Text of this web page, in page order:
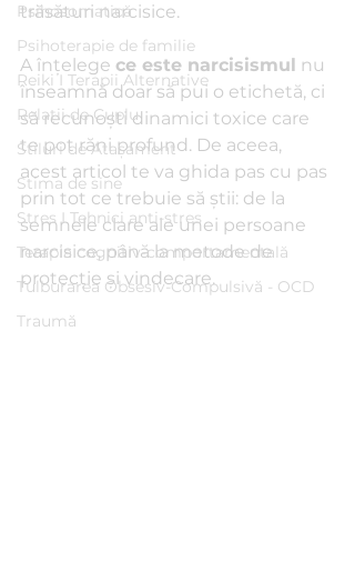
Psihosomatică
Psihoterapie de familie
Reiki I Terapii Alternative
Relații de Cuplu
Stiluri de Atașament
Stima de sine
Stres I Tehnici anti-stres
Terapia cognitiv-comportamentală
Tulburarea Obsesiv-Compulsivă - OCD
Traumă
trăsături narcisice.
A înțelege ce este narcisismul nu
înseamnă doar să pui o etichetă, ci
să recunoști dinamici toxice care
te pot răni profund. De aceea,
acest articol te va ghida pas cu pas
prin tot ce trebuie să știi: de la
semnele clare ale unei persoane
narcisice, până la metode de
protecție și vindecare.